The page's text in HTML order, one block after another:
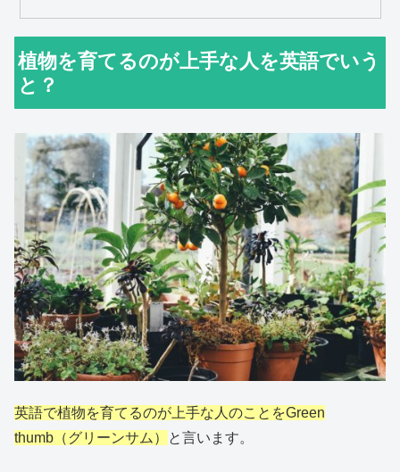
植物を育てるのが上手な人を英語でいう
と？
英語で植物を育てるのが上手な人のことをGreen
thumb （グリーンサム） と言います。